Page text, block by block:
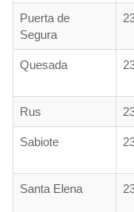
Puerta de
Segura
Quesada
Rus
Sabiote
Santa Elena